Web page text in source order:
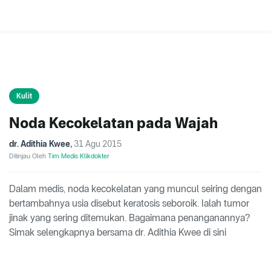
Kulit
Noda Kecokelatan pada Wajah
dr. Adithia Kwee, 31 Agu 2015
Ditinjau Oleh Tim Medis Klikdokter
Dalam medis, noda kecokelatan yang muncul seiring dengan
bertambahnya usia disebut keratosis seboroik. Ialah tumor
jinak yang sering ditemukan. Bagaimana penanganannya?
Simak selengkapnya bersama dr. Adithia Kwee di sini